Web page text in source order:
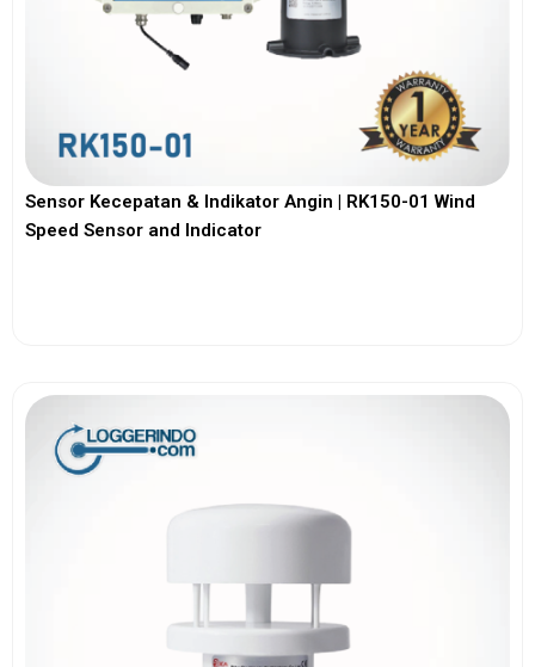
Sensor Kecepatan & Indikator Angin | RK150-01 Wind
Speed Sensor and Indicator